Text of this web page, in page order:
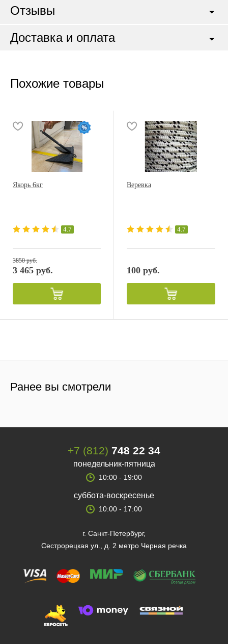
Отзывы
Доставка и оплата
Похожие товары
Якорь 6кг
4.7
3850 руб.
3 465 руб.
Веревка
4.7
100 руб.
Ранее вы смотрели
+7 (812) 748 22 34
понедельник-пятница
10:00 - 19:00
суббота-воскресенье
10:00 - 17:00
г. Санкт-Петербург,
Сестрорецкая ул., д. 2 метро Черная речка